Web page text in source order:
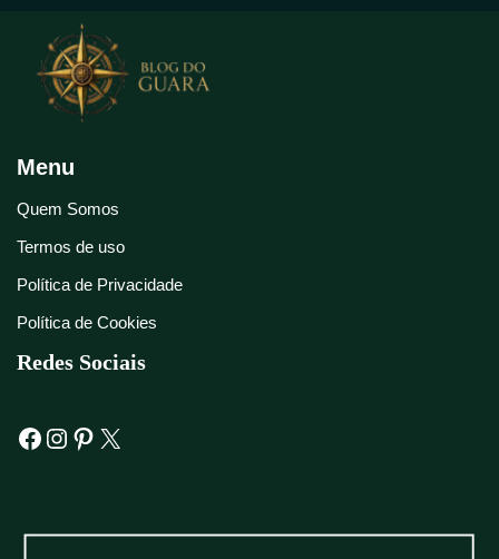
Menu
Quem Somos
Termos de uso
Política de Privacidade
Política de Cookies
Redes Sociais